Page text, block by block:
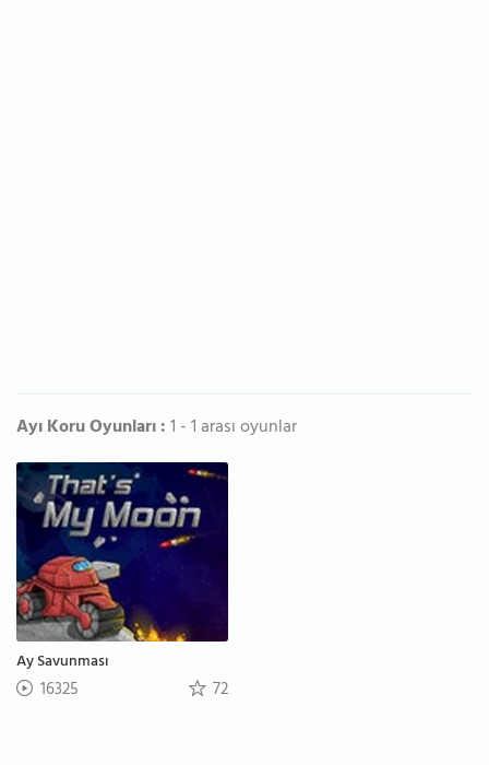
Ayı Koru Oyunları :1 - 1 arası oyunlar
Ay Savunması
16325 72